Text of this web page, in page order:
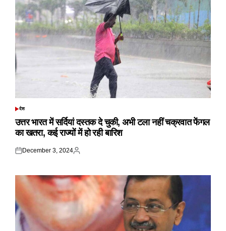
POSTED
देश
उत्तर भारत में सर्दियां दस्तक दे चुकी, अभी टला नहीं चक्रवात फेंगल
का खतरा, कई राज्यों में हो रही बारिश
Posted
December 3, 2024
Posted